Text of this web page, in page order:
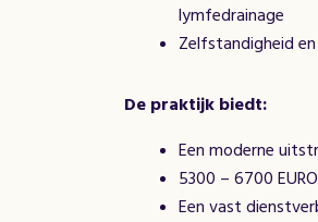
lymfedrainage
Zelfstandigheid
De praktijk biedt:
Een moderne
5300 – 6700
Een vast